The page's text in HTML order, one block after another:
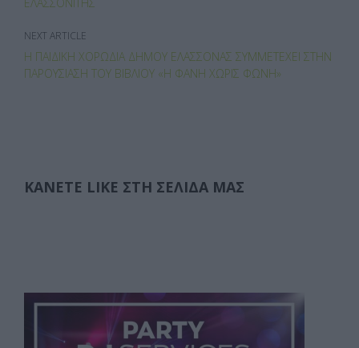
NEXT ARTICLE
Η ΠΑΙΔΙΚΉ ΧΟΡΩΔΊΑ ΔΉΜΟΥ ΕΛΑΣΣΌΝΑΣ ΣΥΜΜΕΤΈΧΕΙ ΣΤΗΝ
ΠΑΡΟΥΣΊΑΣΗ ΤΟΥ ΒΙΒΛΊΟΥ «Η ΦΑΝΉ ΧΩΡΊΣ ΦΩΝΉ»
ΚΆΝΕΤΕ LIKE ΣΤΗ ΣΕΛΊΔΑ ΜΑΣ